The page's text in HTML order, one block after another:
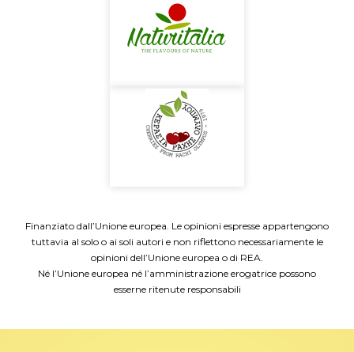
Finanziato dall’Unione europea. Le opinioni espresse appartengono
tuttavia al solo o ai soli autori e non riflettono necessariamente le
opinioni dell’Unione europea o di REA.
Né l’Unione europea né l’amministrazione erogatrice possono
esserne ritenute responsabili